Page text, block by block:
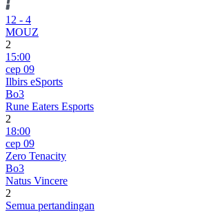
12 - 4
MOUZ
2
15:00
сер 09
Ilbirs eSports
Bo3
Rune Eaters Esports
2
18:00
сер 09
Zero Tenacity
Bo3
Natus Vincere
2
Semua pertandingan